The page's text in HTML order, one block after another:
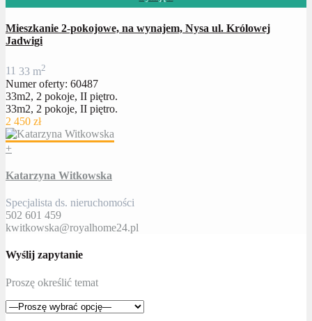
Mieszkanie 2-pokojowe, na wynajem, Nysa ul. Królowej
Jadwigi
11 33 m2
Numer oferty: 60487
33m2, 2 pokoje, II piętro.
33m2, 2 pokoje, II piętro.
2 450 zł
+
Katarzyna Witkowska
Specjalista ds. nieruchomości
502 601 459
kwitkowska@royalhome24.pl
Wyślij zapytanie
Proszę określić temat